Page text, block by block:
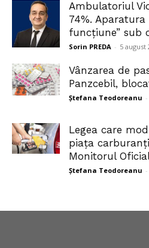
Ambulatoriul
74%. Aparatura
funcțiune” sub
Sorin PREDA - 5 august
Vânzarea de
Panzcebil,
Ștefana Teodoreanu -
Legea care
piața
Monitorul
Ștefana Teodoreanu -